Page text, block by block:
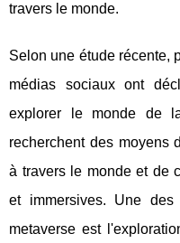
travers le monde.
Selon une étude récente,
médias sociaux ont
explorer le monde de
recherchent des moyens
à travers le monde et de
et immersives. Une
metaverse est